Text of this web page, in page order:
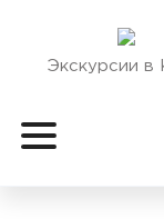
Экскурсии в